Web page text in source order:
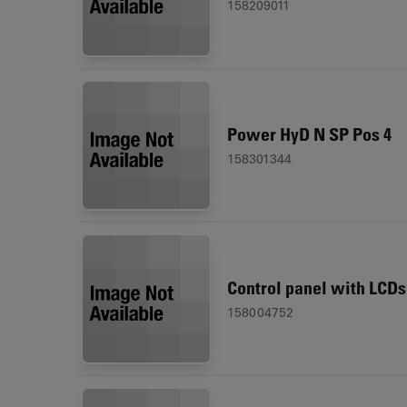
158209011
Power HyD N SP Pos 4
158301344
Control panel with LCDs
158004752